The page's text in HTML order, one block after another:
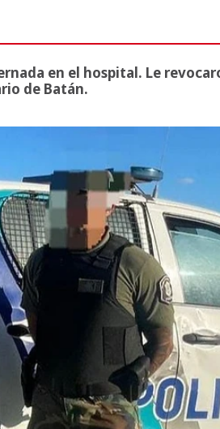
en el hospital. Le
de Batán.